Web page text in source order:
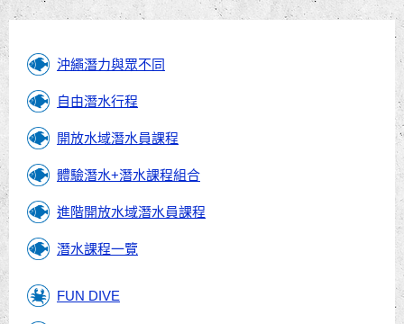
導
沖繩潛力與眾不同
自由潛水行程
開放水域潛水員課程
體驗潛水+潛水課程組合
進階開放水域潛水員課程
潛水課程一覽
FUN DIVE